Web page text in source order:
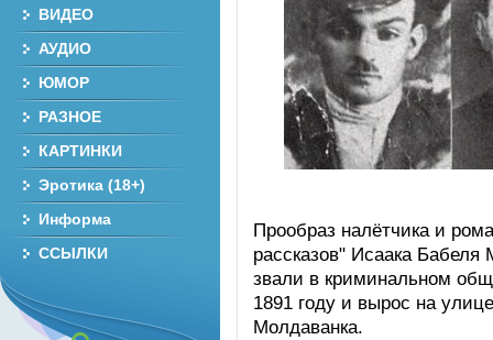
Прообраз налётчика и
рассказов" Исаака
звали в криминальном
1891 году и вырос на
Молдаванка.
ВИДЕО
АУДИО
ЮМОР
РАЗНОЕ
КАРТИНКИ
Эротика (18+)
Информа
ССЫЛКИ